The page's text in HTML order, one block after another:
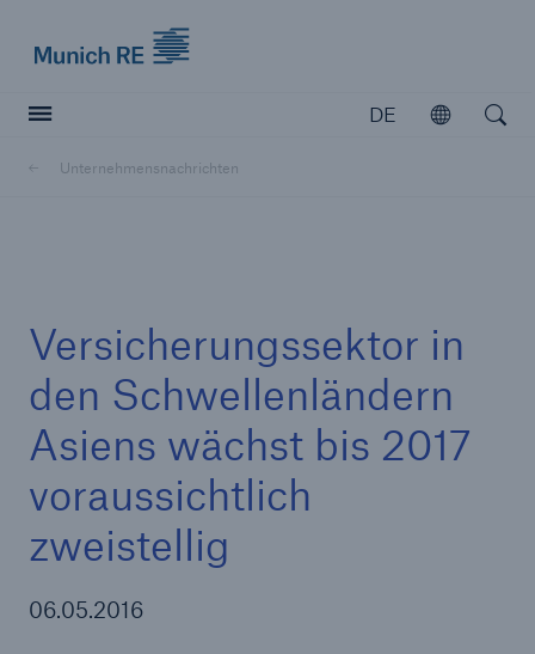
DE
Öffnen
Unternehmensnachrichten
Versicherungssektor in
den Schwellenländern
Asiens wächst bis 2017
voraussichtlich
zweistellig
06.05.2016